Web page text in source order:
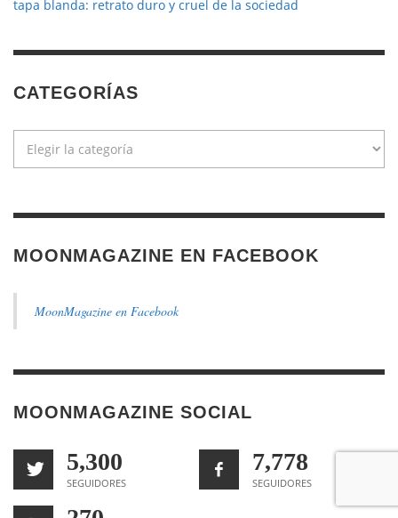
tapa blanda: retrato duro y cruel de la sociedad
CATEGORÍAS
MOONMAGAZINE EN FACEBOOK
MoonMagazine en Facebook
MOONMAGAZINE SOCIAL
5,300
SEGUIDORES
7,778
SEGUIDORES